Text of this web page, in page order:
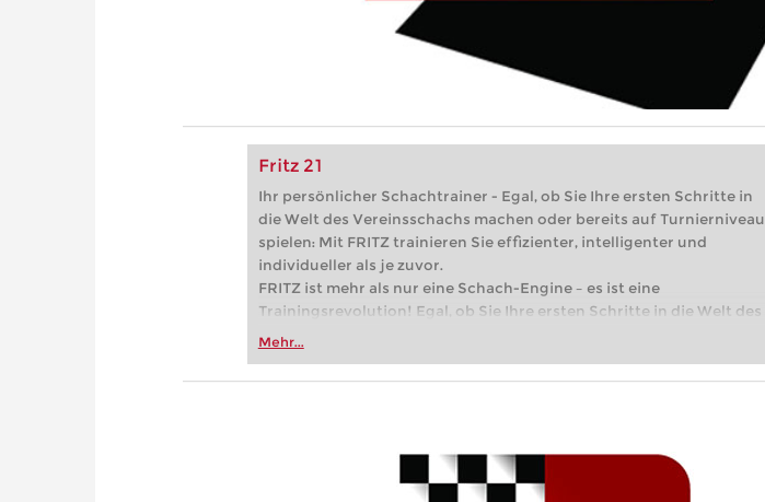
Fritz 21
Ihr persönlicher Schachtrainer - Egal, ob Sie Ihre ersten Schritte in
die Welt des Vereinsschachs machen oder bereits auf Turnierniveau
spielen: Mit FRITZ trainieren Sie effizienter, intelligenter und
individueller als je zuvor.
FRITZ ist mehr als nur eine Schach-Engine – es ist eine
Trainingsrevolution! Egal, ob Sie Ihre ersten Schritte in die Welt des
Vereinsschachs machen oder bereits auf Turnierniveau spielen: Mit
zuvor.
Mehr...